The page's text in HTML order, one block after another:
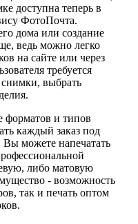
доступна теперь в
ФотоПочта.
дома или создание
ведь можно легко
на сайте или через
требуется
снимки, выбрать
форматов и типов
каждый заказ под
можете напечатать
либо матовую
- возможность
так и печать оптом